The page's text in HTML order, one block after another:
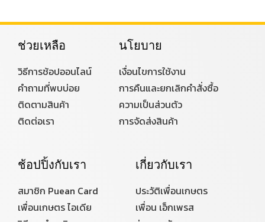
ช่วยเหลือ
วิธีการช้อปออนไลน์
คำถามที่พบบ่อย
ติดตามสินค้า
ติดต่อเรา
นโยบาย
เงื่อนไขการใช้งาน
การคืนและยกเลิกคำสั่งซื้อ
ความเป็นส่วนตัว
การจัดส่งสินค้า
ช้อปปิ้งกับเรา
สมาชิก Puean Card
เพื่อนเกษตร ไอเดีย
เกี่ยวกับเรา
ประวัติเพื่อนเกษตร
เพื่อน เอ็กเพรส